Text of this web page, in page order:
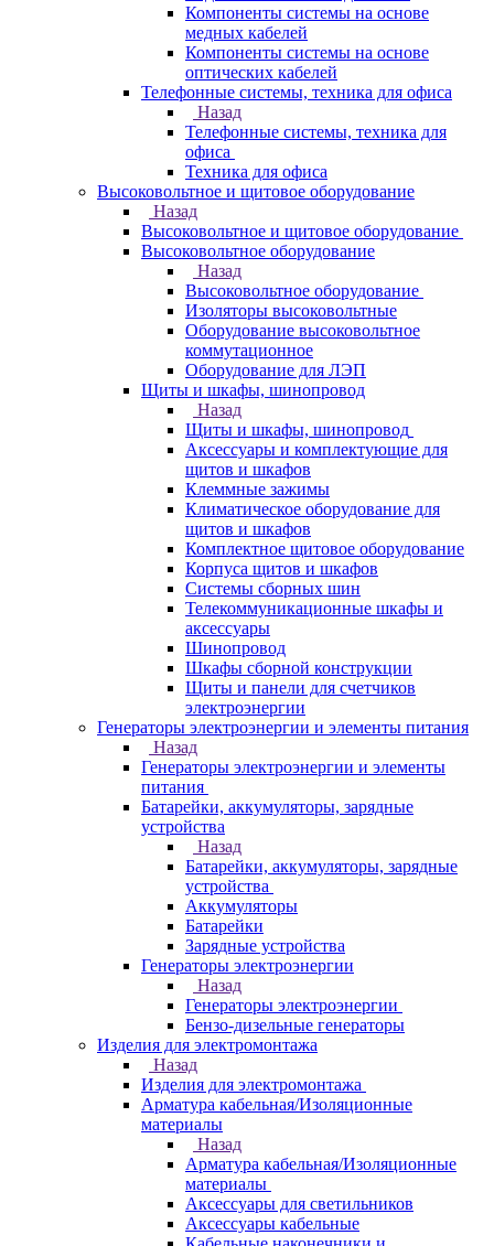
Компоненты системы на основе
медных кабелей
Компоненты системы на основе
оптических кабелей
Телефонные системы, техника для офиса
Назад
Телефонные системы, техника для
офиса
Техника для офиса
Высоковольтное и щитовое оборудование
Назад
Высоковольтное и щитовое оборудование
Высоковольтное оборудование
Назад
Высоковольтное оборудование
Изоляторы высоковольтные
Оборудование высоковольтное
коммутационное
Оборудование для ЛЭП
Щиты и шкафы, шинопровод
Назад
Щиты и шкафы, шинопровод
Аксессуары и комплектующие для
щитов и шкафов
Клеммные зажимы
Климатическое оборудование для
щитов и шкафов
Комплектное щитовое оборудование
Корпуса щитов и шкафов
Системы сборных шин
Телекоммуникационные шкафы и
аксессуары
Шинопровод
Шкафы сборной конструкции
Щиты и панели для счетчиков
электроэнергии
Генераторы электроэнергии и элементы питания
Назад
Генераторы электроэнергии и элементы
питания
Батарейки, аккумуляторы, зарядные
устройства
Назад
Батарейки, аккумуляторы, зарядные
устройства
Аккумуляторы
Батарейки
Зарядные устройства
Генераторы электроэнергии
Назад
Генераторы электроэнергии
Бензо-дизельные генераторы
Изделия для электромонтажа
Назад
Изделия для электромонтажа
Арматура кабельная/Изоляционные
материалы
Назад
Арматура кабельная/Изоляционные
материалы
Аксессуары для светильников
Аксессуары кабельные